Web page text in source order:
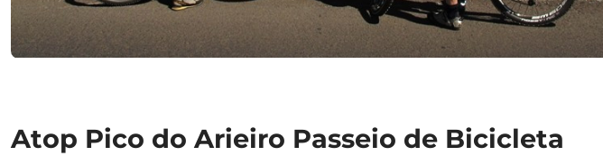
Atop Pico do Arieiro Passeio de Bicicleta